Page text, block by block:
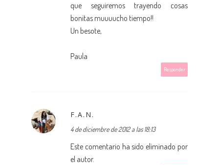
que seguiremos trayendo cosas
bonitas muuuucho tiempo!!
Un besote,
Paula
Responder
F.A.N.
4 de diciembre de 2012 a las 18:13
Este comentario ha sido eliminado por
el autor.